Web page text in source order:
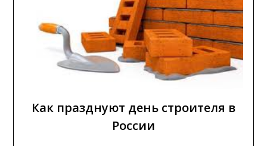
Как празднуют день строителя в
России